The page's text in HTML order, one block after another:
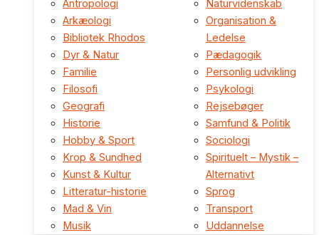
Antropologi
Arkæologi
Bibliotek Rhodos
Dyr & Natur
Familie
Filosofi
Geografi
Historie
Hobby & Sport
Krop & Sundhed
Kunst & Kultur
Litteratur-historie
Mad & Vin
Musik
Naturvidenskab
Organisation &
Ledelse
Pædagogik
Personlig udvikling
Psykologi
Rejsebøger
Samfund & Politik
Sociologi
Spirituelt – Mystik –
Alternativt
Sprog
Transport
Uddannelse